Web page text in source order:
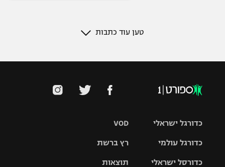
טען עוד כתבות
VOD
רץ ברשת
תוצאות
כדורגל ישראלי
כדורגל עולמי
כדורסל ישראלי